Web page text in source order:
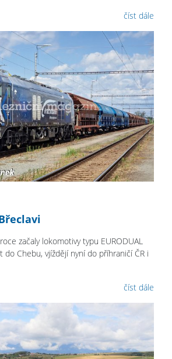
číst dále
začaly lokomotivy typu EURODUAL
do Chebu, vjíždějí nyní do příhraničí ČR i
číst dále